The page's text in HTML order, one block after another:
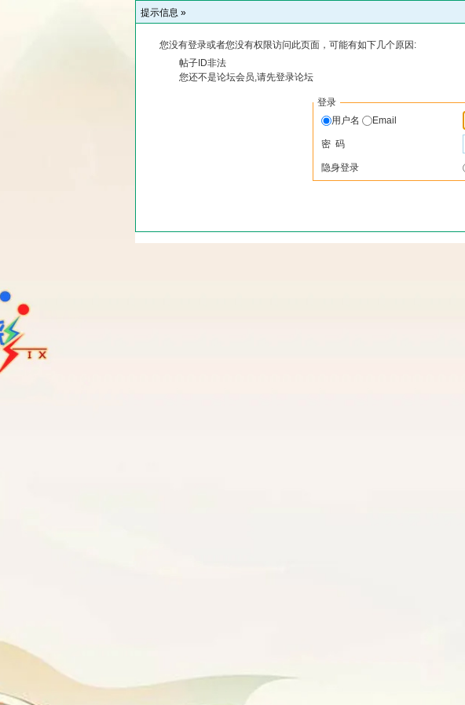
提示信息 »
您没有登录或者您没有权限访问此页面，可能有如下几个原因:
帖子ID非法
您还不是论坛会员,请先登录论坛
登录
用户名
Email
密 码
隐身登录